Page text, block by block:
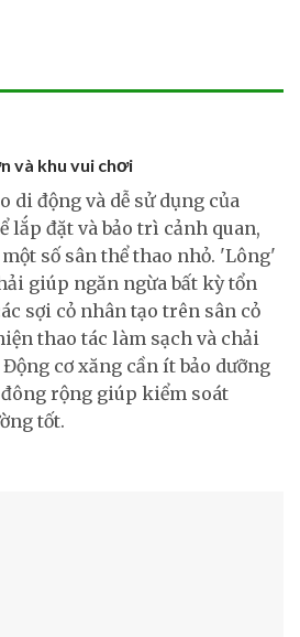
và khu vui chơi
di động và dễ sử dụng của
lắp đặt và bảo trì cảnh quan,
số sân thể thao nhỏ. 'Lông'
giúp ngăn ngừa bất kỳ tổn
sợi cỏ nhân tạo trên sân cỏ
thao tác làm sạch và chải
cơ xăng cần ít bảo dưỡng
rộng giúp kiểm soát
tốt.